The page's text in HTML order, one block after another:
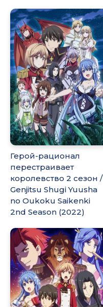
Герой-рационал
перестраивает
королевство 2 сезон /
Genjitsu Shugi Yuusha
no Oukoku Saikenki
2nd Season (2022)